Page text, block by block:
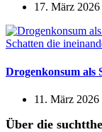
17. März 2026
Drogenkonsum als
11. März 2026
Über die